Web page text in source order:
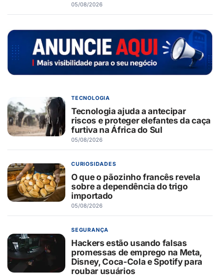
05/08/2026
TECNOLOGIA
Tecnologia ajuda a antecipar
riscos e proteger elefantes da caça
furtiva na África do Sul
05/08/2026
CURIOSIDADES
O que o pãozinho francês revela
sobre a dependência do trigo
importado
05/08/2026
SEGURANÇA
Hackers estão usando falsas
promessas de emprego na Meta,
Disney, Coca-Cola e Spotify para
roubar usuários